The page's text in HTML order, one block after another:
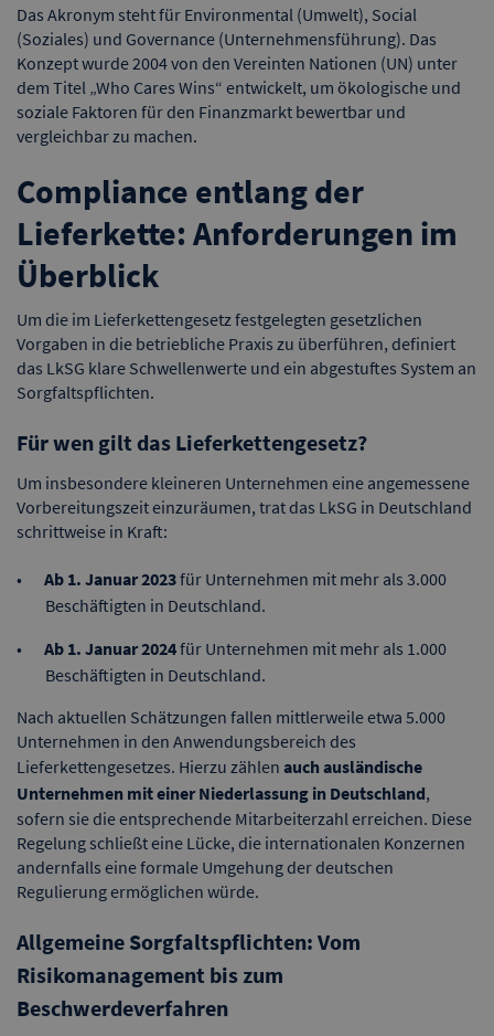
Das Akronym steht für Environmental (Umwelt), Social
(Soziales) und Governance (Unternehmensführung). Das
Konzept wurde 2004 von den Vereinten Nationen (UN) unter
dem Titel „Who Cares Wins“ entwickelt, um ökologische und
soziale Faktoren für den Finanzmarkt bewertbar und
vergleichbar zu machen.
Compliance entlang der
Lieferkette: Anforderungen im
Überblick
Um die im Lieferkettengesetz festgelegten gesetzlichen
Vorgaben in die betriebliche Praxis zu überführen, definiert
das LkSG klare Schwellenwerte und ein abgestuftes System an
Sorgfaltspflichten.
Für wen gilt das Lieferkettengesetz?
Um insbesondere kleineren Unternehmen eine angemessene
Vorbereitungszeit einzuräumen, trat das LkSG in Deutschland
schrittweise in Kraft:
Ab 1. Januar 2023für Unternehmen mit mehr als 3.000
Beschäftigten in Deutschland.
Ab 1. Januar 2024für Unternehmen mit mehr als 1.000
Beschäftigten in Deutschland.
Nach aktuellen Schätzungen fallen mittlerweile etwa 5.000
Unternehmen in den Anwendungsbereich des
Lieferkettengesetzes. Hierzu zählen auch ausländische
Unternehmen mit einer Niederlassung in Deutschland,
sofern sie die entsprechende Mitarbeiterzahl erreichen. Diese
Regelung schließt eine Lücke, die internationalen Konzernen
andernfalls eine formale Umgehung der deutschen
Regulierung ermöglichen würde.
Allgemeine Sorgfaltspflichten: Vom
Risikomanagement bis zum
Beschwerdeverfahren